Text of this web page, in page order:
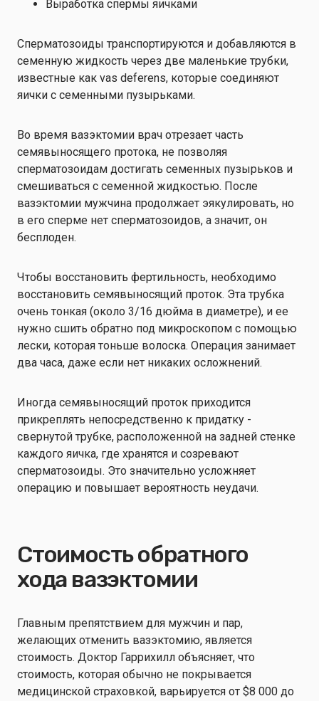
Выработка спермы яичками
Сперматозоиды транспортируются и добавляются в
семенную жидкость через две маленькие трубки,
известные как vas deferens, которые соединяют
яички с семенными пузырьками.
Во время вазэктомии врач отрезает часть
семявыносящего протока, не позволяя
сперматозоидам достигать семенных пузырьков и
смешиваться с семенной жидкостью. После
вазэктомии мужчина продолжает эякулировать, но
в его сперме нет сперматозоидов, а значит, он
бесплоден.
Чтобы восстановить фертильность, необходимо
восстановить семявыносящий проток. Эта трубка
очень тонкая (около 3/16 дюйма в диаметре), и ее
нужно сшить обратно под микроскопом с помощью
лески, которая тоньше волоска. Операция занимает
два часа, даже если нет никаких осложнений.
Иногда семявыносящий проток приходится
прикреплять непосредственно к придатку -
свернутой трубке, расположенной на задней стенке
каждого яичка, где хранятся и созревают
сперматозоиды. Это значительно усложняет
операцию и повышает вероятность неудачи.
Стоимость обратного
хода вазэктомии
Главным препятствием для мужчин и пар,
желающих отменить вазэктомию, является
стоимость. Доктор Гаррихилл объясняет, что
стоимость, которая обычно не покрывается
медицинской страховкой, варьируется от $8 000 до